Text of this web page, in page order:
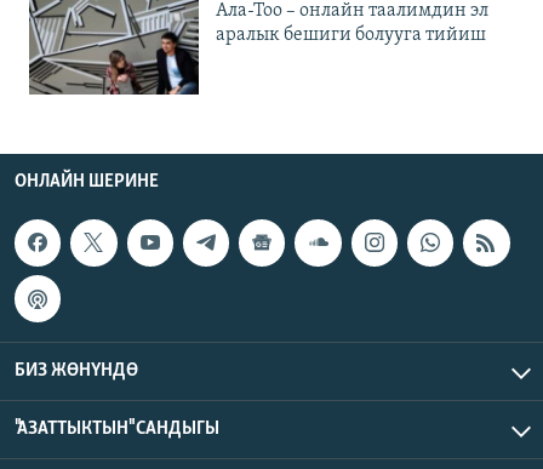
Ала-Тоо – онлайн таалимдин эл
аралык бешиги болууга тийиш
ОНЛАЙН ШЕРИНЕ
БИЗ ЖӨНҮНДӨ
"АЗАТТЫКТЫН" САНДЫГЫ